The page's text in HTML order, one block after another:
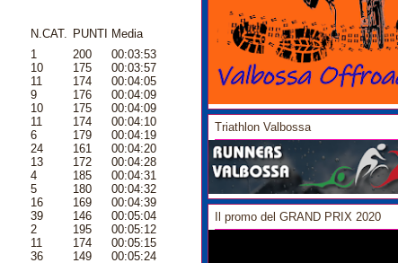
N.CAT. PUNTI
Media
1 200
00:03:53
10 175
00:03:57
11 174
00:04:05
9 176
00:04:09
10 175
00:04:09
11 174
00:04:10
6 179
00:04:19
24 161
00:04:20
13 172
00:04:28
4 185
00:04:31
5 180
00:04:32
16 169
00:04:39
39 146
00:05:04
2 195
00:05:12
11 174
00:05:15
36 149
00:05:24
Triathlon Valbossa
Il promo del GRAND PRIX 2020